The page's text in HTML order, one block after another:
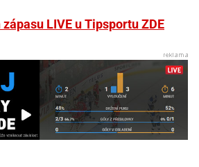
LIVE u Tipsportu ZDE